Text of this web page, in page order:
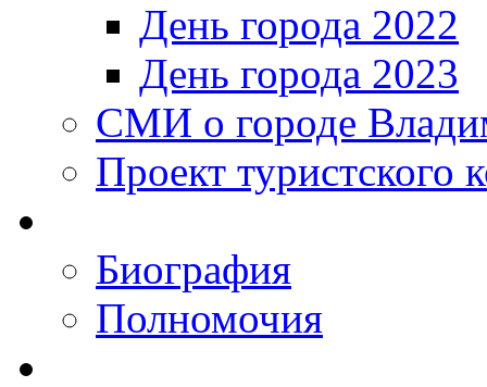
День города 2022
День города 2023
СМИ о городе
Проект туристского
Биография
Полномочия